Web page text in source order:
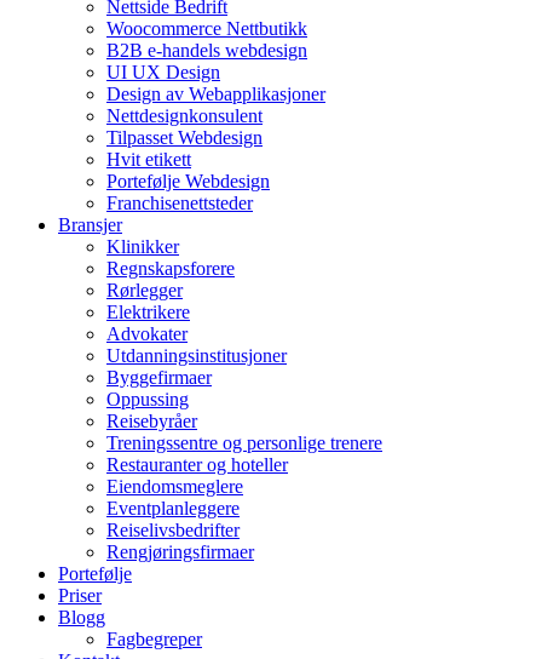
Nettside Bedrift
Woocommerce Nettbutikk
B2B e-handels webdesign
UI UX Design
Design av Webapplikasjoner
Nettdesignkonsulent
Tilpasset Webdesign
Hvit etikett
Portefølje Webdesign
Franchisenettsteder
Bransjer
Klinikker
Regnskapsforere
Rørlegger
Elektrikere
Advokater
Utdanningsinstitusjoner
Byggefirmaer
Oppussing
Reisebyråer
Treningssentre og personlige trenere
Restauranter og hoteller
Eiendomsmeglere
Eventplanleggere
Reiselivsbedrifter
Rengjøringsfirmaer
Portefølje
Priser
Blogg
Fagbegreper